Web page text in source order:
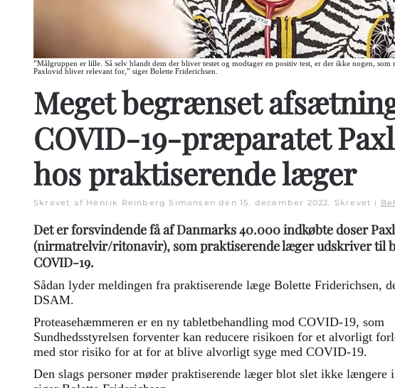
”Målgruppen er lille. Så selv blandt dem der bliver testet og modtager en positiv test, er der ikke nogen,
Paxlovid bliver relevant for,” siger Bolette Friderichsen.
Meget begrænset
COVID-19-præparatet
hos praktiserende læger
Skrevet af Henrik Reinberg Simonsen den 15. december 2022. Skrevet i
Det er forsvindende få af Danmarks 40.000 indkøbte doser
(nirmatrelvir/ritonavir), som praktiserende læger udskriver til
COVID-19.
Sådan lyder meldingen fra praktiserende læge Bolette Friderichsen,
DSAM.
Proteasehæmmeren er en ny tabletbehandling mod COVID-19, som
Sundhedsstyrelsen forventer kan reducere risikoen for et alvorligt
med stor risiko for at for at blive alvorligt syge med COVID-19.
Den slags personer møder praktiserende læger blot slet ikke længere